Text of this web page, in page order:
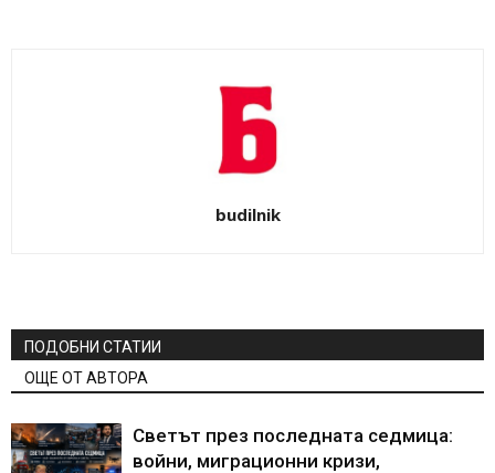
budilnik
ПОДОБНИ СТАТИИ
ОЩЕ ОТ АВТОРА
Светът през последната седмица:
войни, миграционни кризи,